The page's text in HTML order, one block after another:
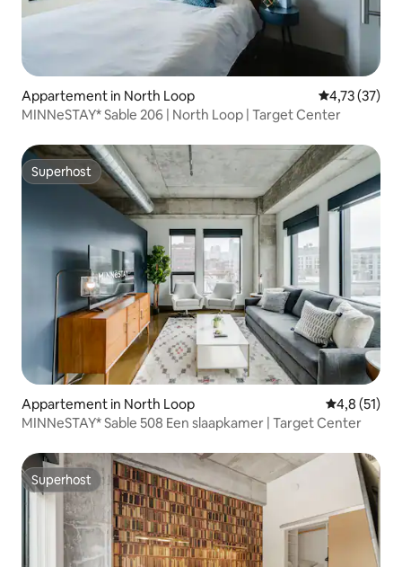
Appartement in North Loop Gemiddelde
4,73 (37)
MINNeSTAY* Sable 206 | North Loop | Target Center
Superhost
Superhost
Appartement in North Loop
4,8 (51)
MINNeSTAY* Sable 508 Een slaapkamer | Target Center
Superhost
Superhost